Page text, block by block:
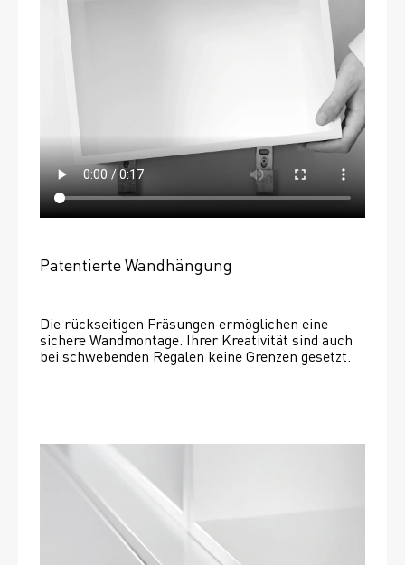
Patentierte Wandhängung
Die rückseitigen Fräsungen ermöglichen eine
sichere Wandmontage. Ihrer Kreativität sind auch
bei schwebenden Regalen keine Grenzen gesetzt.